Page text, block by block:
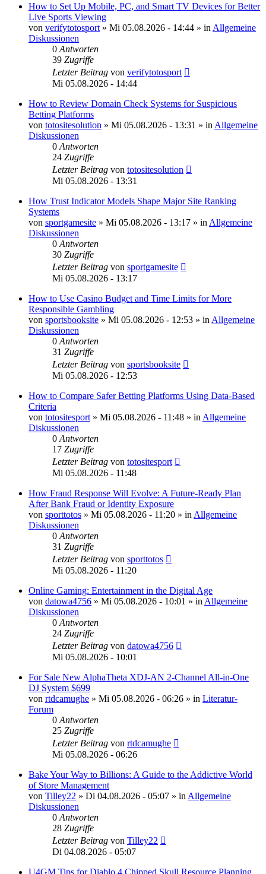
How to Set Up Mobile, PC, and Smart TV Devices for Better
Live Sports Viewing
von verifytotosport » Mi 05.08.2026 - 14:44 » in Allgemeine
Diskussionen
0 Antworten
39 Zugriffe
Letzter Beitrag von verifytotosport
Mi 05.08.2026 - 14:44
How to Review Domain Check Systems for Suspicious
Betting Platforms
von totositesolution » Mi 05.08.2026 - 13:31 » in Allgemeine
Diskussionen
0 Antworten
24 Zugriffe
Letzter Beitrag von totositesolution
Mi 05.08.2026 - 13:31
How Trust Indicator Models Shape Major Site Ranking
Systems
von sportgamesite » Mi 05.08.2026 - 13:17 » in Allgemeine
Diskussionen
0 Antworten
30 Zugriffe
Letzter Beitrag von sportgamesite
Mi 05.08.2026 - 13:17
How to Use Casino Budget and Time Limits for More
Responsible Gambling
von sportsbooksite » Mi 05.08.2026 - 12:53 » in Allgemeine
Diskussionen
0 Antworten
31 Zugriffe
Letzter Beitrag von sportsbooksite
Mi 05.08.2026 - 12:53
How to Compare Safer Betting Platforms Using Data-Based
Criteria
von totositesport » Mi 05.08.2026 - 11:48 » in Allgemeine
Diskussionen
0 Antworten
17 Zugriffe
Letzter Beitrag von totositesport
Mi 05.08.2026 - 11:48
How Fraud Response Will Evolve: A Future-Ready Plan
After Bank Fraud or Identity Exposure
von sporttotos » Mi 05.08.2026 - 11:20 » in Allgemeine
Diskussionen
0 Antworten
31 Zugriffe
Letzter Beitrag von sporttotos
Mi 05.08.2026 - 11:20
Online Gaming: Entertainment in the Digital Age
von datowa4756 » Mi 05.08.2026 - 10:01 » in Allgemeine
Diskussionen
0 Antworten
24 Zugriffe
Letzter Beitrag von datowa4756
Mi 05.08.2026 - 10:01
For Sale New AlphaTheta XDJ-AN 2-Channel All-in-One
DJ System $699
von rtdcamughe » Mi 05.08.2026 - 06:26 » in Literatur-
Forum
0 Antworten
25 Zugriffe
Letzter Beitrag von rtdcamughe
Mi 05.08.2026 - 06:26
Bake Your Way to Billions: A Guide to the Addictive World
of Store Management
von Tilley22 » Di 04.08.2026 - 05:07 » in Allgemeine
Diskussionen
0 Antworten
28 Zugriffe
Letzter Beitrag von Tilley22
Di 04.08.2026 - 05:07
U4GM Tips for Diablo 4 Chipped Skull Resource Planning